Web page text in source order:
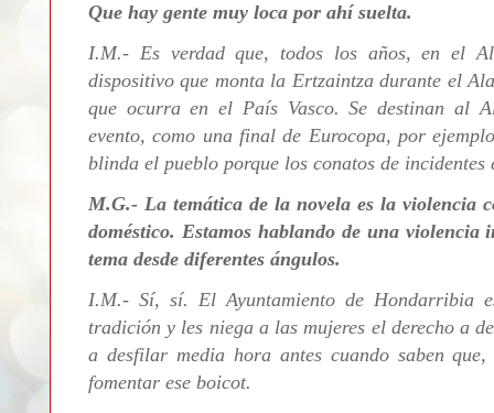
Que hay gente muy loca por ahí suelta.
I.M.- Es verdad que, todos los años, en el
dispositivo que monta la Ertzaintza durante el
que ocurra en el País Vasco. Se destinan al
evento, como una final de Eurocopa, por
blinda el pueblo porque los conatos de incidentes
M.G.- La temática de la novela es la violencia
doméstico. Estamos hablando de una
tema desde diferentes ángulos.
I.M.- Sí, sí. El Ayuntamiento de Hondarribia
tradición y les niega a las mujeres el derecho a
a desfilar media hora antes cuando saben
fomentar ese boicot.